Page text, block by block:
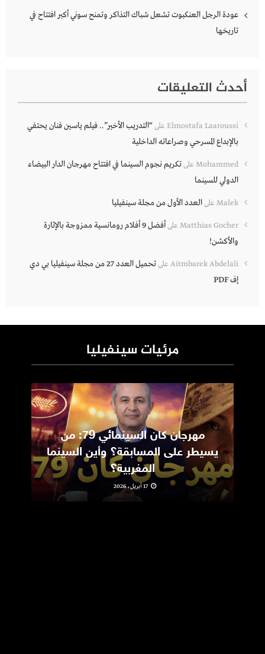
عودة الرجل العنكبوت تشعل شباك التذاكر وتمنح سوني أكبر افتتاح في
تاريخها
أحدث التعليقات
Elmostafa Laaroussi على“التدريب الأخير”.. فيلم ياسين فنان يحتفي
بالإبداع المسرحي وصراعاته الداخلية
Mohammed علىتكريم نجوم السينما في افتتاح مهرجان الدار البيضاء
الدولي للسينما
Malek علىالعدد الأول من مجلة سينفيليا
Matthias Gocher على
أفضل 9 أفلام رومانسية ممزوجة بالإثارة
والأكشن!
Aitmbarek Abdelali على
تحميل العدد 27 من مجلة سينفيليا بي دي
إف PDF
مرئيات سينفيليا
مهرجان كان السينمائي 79: من
يسيطر على المسابقة؟ وأين السينما
المغربية؟
17 أبريل، 2026